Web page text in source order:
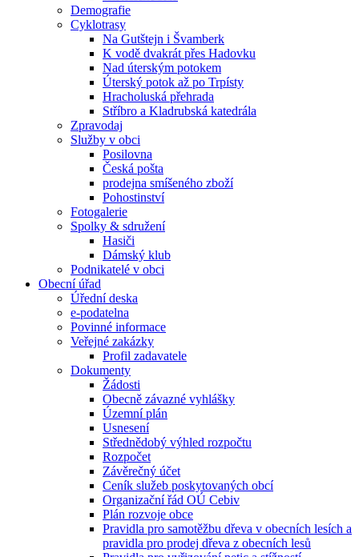
Demografie
Cyklotrasy
Na Gutštejn i Švamberk
K vodě dvakrát přes Hadovku
Nad úterským potokem
Úterský potok až po Trpísty
Hracholuská přehrada
Stříbro a Kladrubská katedrála
Zpravodaj
Služby v obci
Posilovna
Česká pošta
prodejna smíšeného zboží
Pohostinství
Fotogalerie
Spolky & sdružení
Hasiči
Dámský klub
Podnikatelé v obci
Obecní úřad
Úřední deska
e-podatelna
Povinné informace
Veřejné zakázky
Profil zadavatele
Dokumenty
Žádosti
Obecně závazné vyhlášky
Územní plán
Usnesení
Střednědobý výhled rozpočtu
Rozpočet
Závěrečný účet
Ceník služeb poskytovaných obcí
Organizační řád OÚ Cebiv
Plán rozvoje obce
Pravidla pro samotěžbu dřeva v obecních lesích a
pravidla pro prodej dřeva z obecních lesů